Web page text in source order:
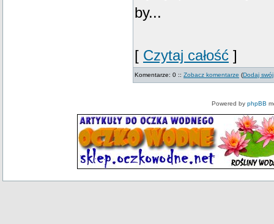
by...
[ Czytaj całość ]
Komentarze: 0 :: Zobacz komentarze (Dodaj
Powered by phpBB